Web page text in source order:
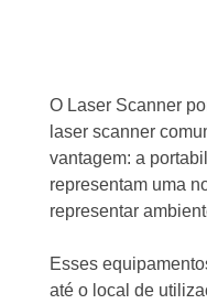
O Laser Scanner
laser scanner
vantagem: a
representam uma
representar
Esses
até o local de